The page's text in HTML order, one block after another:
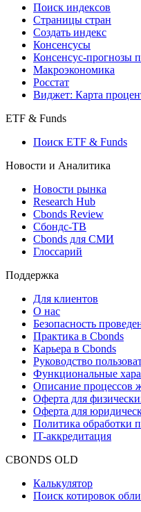
Поиск индексов
Страницы стран
Создать индекс
Консенсусы
Консенсус-прогнозы
Макроэкономика
Росстат
Виджет: Карта
ETF & Funds
Поиск ETF & Funds
Новости и Аналитика
Новости рынка
Research Hub
Cbonds Review
Сбондс-ТВ
Cbonds для СМИ
Глоссарий
Поддержка
Для клиентов
О нас
Безопасность
Практика в Cbonds
Карьера в Cbonds
Руководство
Функциональные
Описание процессов
Оферта для
Оферта для
Политика обработки
IT-аккредитация
CBONDS OLD
Калькулятор
Поиск котировок